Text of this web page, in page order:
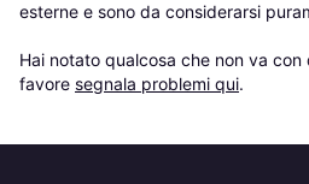
esterne e sono da considerarsi
Hai notato qualcosa che non va
favore segnala problemi qui.